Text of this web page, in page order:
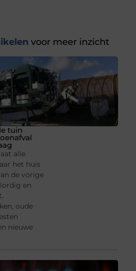
voor meer inzicht
tuin
alle
het huis
de vorige
en
oude
nieuwe